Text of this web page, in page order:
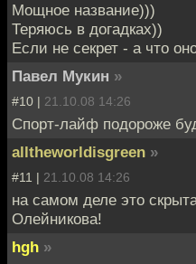
Мощное название)))
Теряюсь в догадках))
Если не секрет - а что
Павел Мукин »
#10 | 21.10.08 14:26
Спорт-лайф подороже
alltheworldisgreen »
#11 | 21.10.08 14:26
на самом деле это
Олейникова!
hgh »